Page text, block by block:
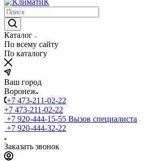
Каталог
По всему сайту
По каталогу
Ваш город
Воронеж
+7 473-211-02-22
+7 473-211-02-22
+7 920-444-15-55 Вызов специалиста
+7 920-444-32-22
Заказать звонок